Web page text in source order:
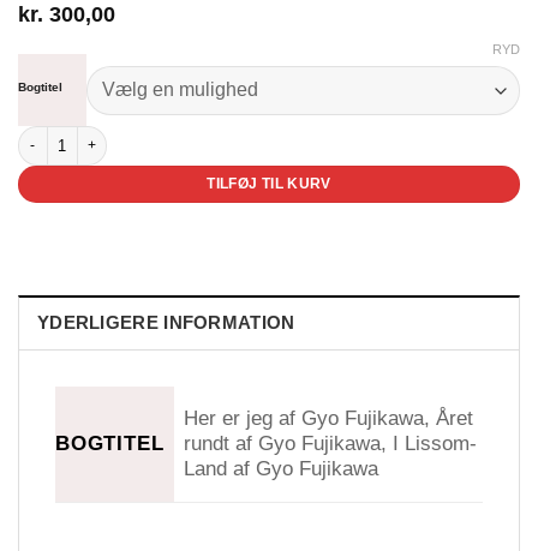
kr. 300,00
Bogtitel
RYD
Favoritt-serien antal
TILFØJ TIL KURV
YDERLIGERE INFORMATION
BOGTITEL
Her er jeg af Gyo Fujikawa, Året
rundt af Gyo Fujikawa, I Lissom-
Land af Gyo Fujikawa